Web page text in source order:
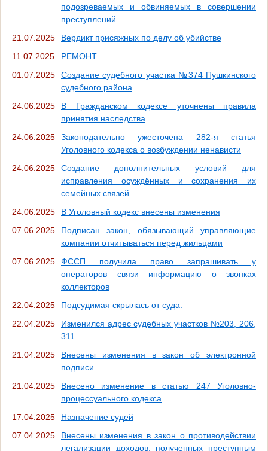
подозреваемых и обвиняемых в совершении
преступлений
21.07.2025
Вердикт присяжных по делу об убийстве
11.07.2025
РЕМОНТ
01.07.2025
Создание судебного участка №374 Пушкинского
судебного района
24.06.2025
В Гражданском кодексе уточнены правила
принятия наследства
24.06.2025
Законодательно ужесточена 282-я статья
Уголовного кодекса о возбуждении ненависти
24.06.2025
Создание дополнительных условий для
исправления осуждённых и сохранения их
семейных связей
24.06.2025
В Уголовный кодекс внесены изменения
07.06.2025
Подписан закон, обязывающий управляющие
компании отчитываться перед жильцами
07.06.2025
ФССП получила право запрашивать у
операторов связи информацию о звонках
коллекторов
22.04.2025
Подсудимая скрылась от суда.
22.04.2025
Изменился адрес судебных участков №203, 206,
311
21.04.2025
Внесены изменения в закон об электронной
подписи
21.04.2025
Внесено изменение в статью 247 Уголовно-
процессуального кодекса
17.04.2025
Назначение судей
07.04.2025
Внесены изменения в закон о противодействии
легализации доходов, полученных преступным